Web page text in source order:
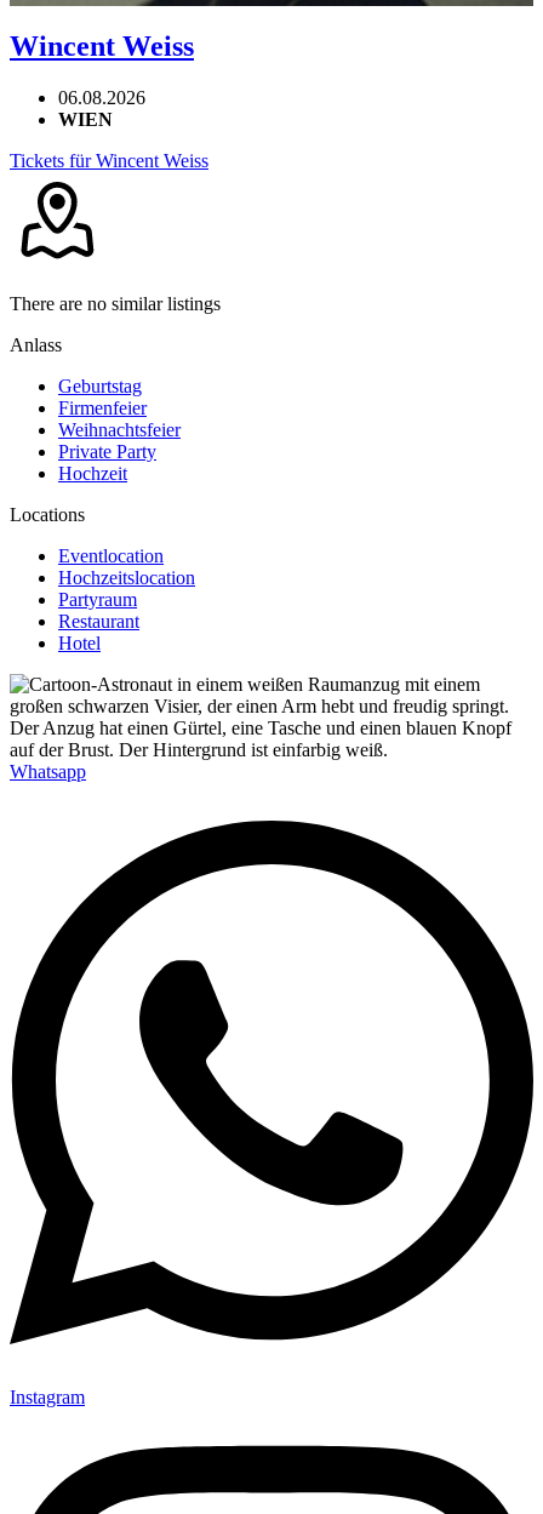
Wincent Weiss
06.08.2026
WIEN
Tickets für Wincent Weiss
There are no similar listings
Anlass
Geburtstag
Firmenfeier
Weihnachtsfeier
Private Party
Hochzeit
Locations
Eventlocation
Hochzeitslocation
Partyraum
Restaurant
Hotel
Whatsapp
Instagram